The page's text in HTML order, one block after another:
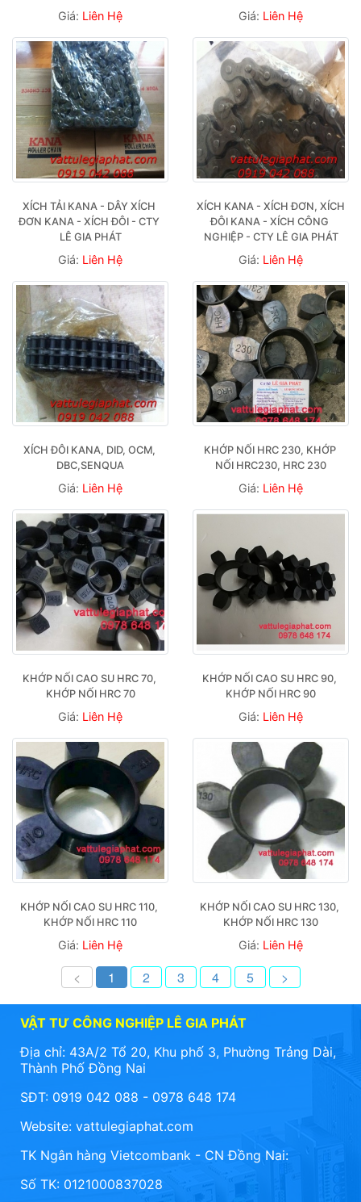
Giá: Liên Hệ Giá: Liên Hệ
XÍCH TẢI KANA - DÂY XÍCH
ĐƠN KANA - XÍCH ĐÔI - CTY
LÊ GIA PHÁT
Giá: Liên Hệ
XÍCH KANA - XÍCH ĐƠN, XÍCH
ĐÔI KANA - XÍCH CÔNG
NGHIỆP - CTY LÊ GIA PHÁT
Giá: Liên Hệ
XÍCH ĐÔI KANA, DID, OCM,
DBC,SENQUA
Giá: Liên Hệ
KHỚP NỐI HRC 230, KHỚP
NỐI HRC230, HRC 230
Giá: Liên Hệ
KHỚP NỐI CAO SU HRC 70,
KHỚP NỐI HRC 70
Giá: Liên Hệ
KHỚP NỐI CAO SU HRC 90,
KHỚP NỐI HRC 90
Giá: Liên Hệ
KHỚP NỐI CAO SU HRC 110,
KHỚP NỐI HRC 110
Giá: Liên Hệ
KHỚP NỐI CAO SU HRC 130,
KHỚP NỐI HRC 130
Giá: Liên Hệ
< 1 2 3 4 5 >
VẬT TƯ CÔNG NGHIỆP LÊ GIA PHÁT
Địa chỉ: 43A/2 Tổ 20, Khu phố 3, Phường Trảng Dài,
Thành Phố Đồng Nai
SĐT: 0919 042 088 - 0978 648 174
Website: vattulegiaphat.com
TK Ngân hàng Vietcombank - CN Đồng Nai:
Số TK: 0121000837028